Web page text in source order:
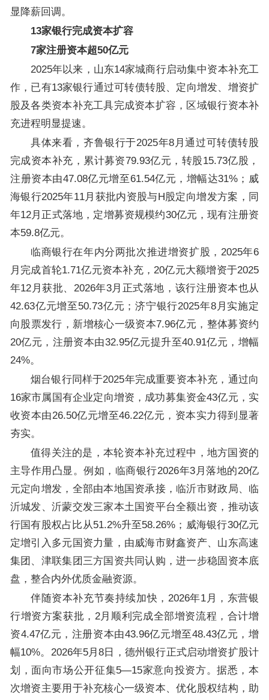
显降薪回调。
13家银行完成资本扩容
7家注册资本超50亿元
2025年以来，山东14家城商行启动集中资本补充工
作，已有13家银行通过可转债转股、定向增发、增资扩
股及各类资本补充工具完成资本扩容，区域银行资本补
充进程明显提速。
具体来看，齐鲁银行于2025年8月通过可转债转股
完成资本补充，累计募资79.93亿元，转股15.73亿股，
注册资本由47.08亿元增至61.54亿元，增幅达31%；威
海银行2025年11月获批内资股与H股定向增发方案，同
年12月正式落地，定增募资规模约30亿元，现有注册资
本59.8亿元。
临商银行在年内分两批次推进增资扩股，2025年6
月完成首轮1.71亿元资本补充，20亿元大额增资于2025
年12月获批、2026年3月正式落地，该行注册资本也从
42.63亿元增至50.73亿元；济宁银行2025年8月实施定
向股票发行，新增核心一级资本7.96亿元，整体募资约
20亿元，注册资本由32.95亿元提升至40.91亿元，增幅
24%。
烟台银行同样于2025年完成重要资本补充，通过向
16家市属国有企业定向增资，成功募集资金43亿元，实
收资本由26.50亿元增至46.22亿元，资本实力得到显著
夯实。
值得关注的是，本轮资本补充过程中，地方国资的
主导作用凸显。例如，临商银行2026年3月落地的20亿
元定向增发，全部由本地国资承接，临沂市财政局、临
沂城发、沂蒙交发三家本土国资平台全额出资，推动该
行国有股权占比从51.2%升至58.26%；威海银行30亿元
定增引入多元国资力量，由威海市财鑫资产、山东高速
集团、津联集团三方国资共同认购，进一步稳固资本底
盘，整合内外优质金融资源。
伴随资本补充节奏持续加快，2026年1月，东营银
行增资方案获批，2月顺利完成全部增资流程，合计增
资4.47亿元，注册资本由43.96亿元增至48.43亿元，增
幅10%。2026年5月8日，德州银行正式启动增资扩股计
划，面向市场公开征集5—15家意向投资方。据悉，本
次增资主要用于补充核心一级资本、优化股权结构，助